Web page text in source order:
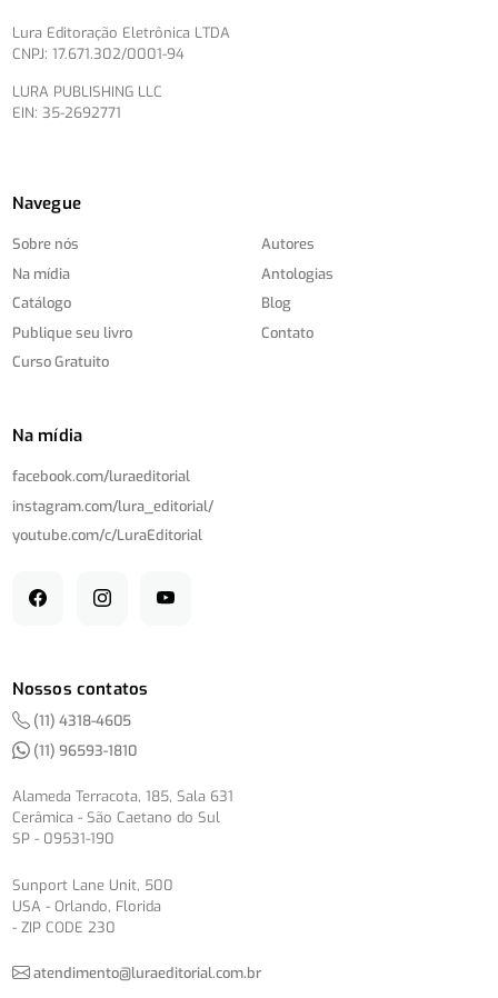
Lura Editoração Eletrônica LTDA
CNPJ: 17.671.302/0001-94
LURA PUBLISHING LLC
EIN: 35-2692771
Navegue
Sobre nós
Na mídia
Catálogo
Publique seu livro
Curso Gratuito
Autores
Antologias
Blog
Contato
Na mídia
facebook.com/luraeditorial
instagram.com/lura_editorial/
youtube.com/c/LuraEditorial
Nossos contatos
(11) 4318-4605
(11) 96593-1810
Alameda Terracota, 185, Sala 631
Cerâmica - São Caetano do Sul
SP - 09531-190
Sunport Lane Unit, 500
USA - Orlando, Florida
- ZIP CODE 230
atendimento@luraeditorial.com.br